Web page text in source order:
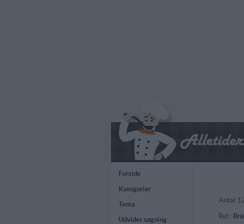
Forside
Kategorier
Tema
Udvidet søgning
Antal:
Ret :